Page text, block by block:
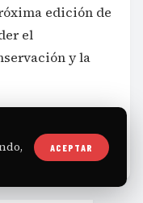
edición de
el
y la
Doblas ACEPTAR